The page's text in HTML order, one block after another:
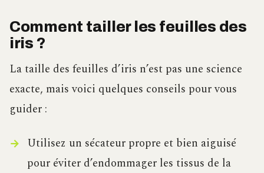
Comment tailler les feuilles des
iris ?
La taille des feuilles d’iris n’est pas une science
exacte, mais voici quelques conseils pour vous
guider :
Utilisez un sécateur propre et bien aiguisé
pour éviter d’endommager les tissus de la